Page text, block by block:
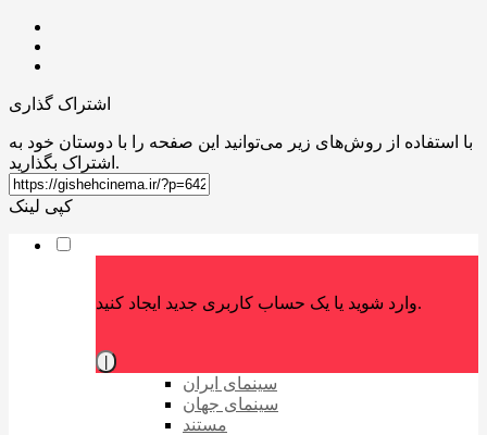
اشتراک گذاری
با استفاده از روش‌های زیر می‌توانید این صفحه را با دوستان خود به
اشتراک بگذارید.
کپی لینک
وارد شوید یا یک حساب کاربری جدید ایجاد کنید.
سینمای ایران
سینمای جهان
مستند